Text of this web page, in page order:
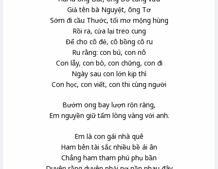
Giả tên bà Nguyệt, ông Tơ
Sớm đi cầu Thước, tối mơ mộng hùng
Rồi ra, cửa lại treo cung
Để cho cô đẻ, cô bồng cô ru
Ru rằng: con bú, con nô
Con lẫy, con bò, con chững, con đi
Ngày sau con lớn kịp thì
Con học, con viết, con thi cùng người
Bướm ong bay lượn rộn ràng,
Em nguyền giữ tấm lòng vàng với anh.
Em là con gái nhà quê
Ham bên tài sắc nhiều bề ái ân
Chẳng ham tham phú phụ bần